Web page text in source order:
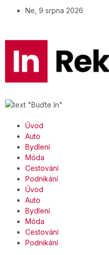
Ne, 9 srpna 2026
Úvod
Auto
Bydlení
Móda
Cestování
Podnikání
Úvod
Auto
Bydlení
Móda
Cestování
Podnikání